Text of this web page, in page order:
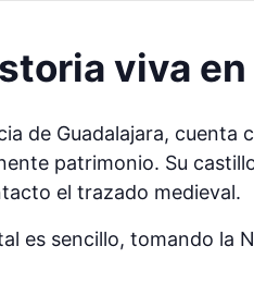
viva
de Guadalajara,
patrimonio. Su
el trazado medieval.
es sencillo, tomando